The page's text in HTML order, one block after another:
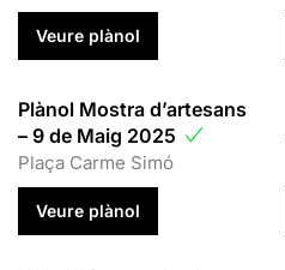
Veure plànol
Plànol Mostra d’artesans
– 9 de Maig 2025
Plaça Carme Simó
Veure plànol